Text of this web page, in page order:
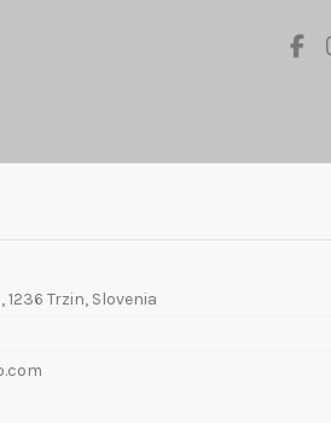
Trzin, Slovenia